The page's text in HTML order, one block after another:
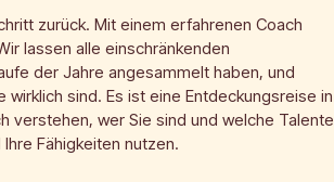
zurück. Mit einem erfahrenen Coach
lassen alle einschränkenden
der Jahre angesammelt haben, und
sind. Es ist eine Entdeckungsreise in
verstehen, wer Sie sind und welche Talente
Fähigkeiten nutzen.